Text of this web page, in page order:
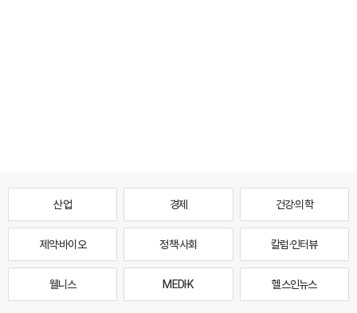
산업 경제 건강·의학
제약·바이오 정책·사회 칼럼·인터뷰
웰니스 MEDI·K 헬스인뉴스